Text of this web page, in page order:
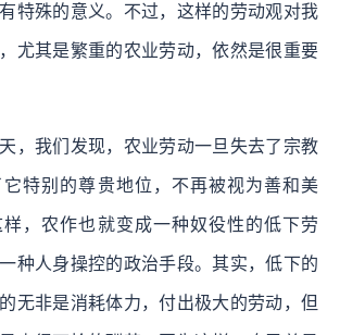
特殊的意义。不过，这样的劳动观对我
尤其是繁重的农业劳动，依然是很重要
，我们发现，农业劳动一旦失去了宗教
特别的尊贵地位，不再被视为善和美
，农作也就变成一种奴役性的低下劳
种人身操控的政治手段。其实，低下的
无非是消耗体力，付出极大的劳动，但